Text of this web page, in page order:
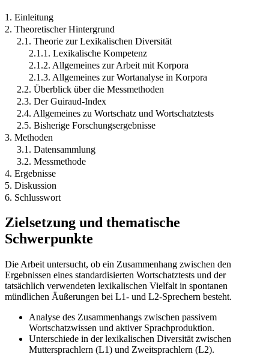
1. Einleitung
2. Theoretischer Hintergrund
2.1. Theorie zur Lexikalischen Diversität
2.1.1. Lexikalische Kompetenz
2.1.2. Allgemeines zur Arbeit mit Korpora
2.1.3. Allgemeines zur Wortanalyse in Korpora
2.2. Überblick über die Messmethoden
2.3. Der Guiraud-Index
2.4. Allgemeines zu Wortschatz und Wortschatztests
2.5. Bisherige Forschungsergebnisse
3. Methoden
3.1. Datensammlung
3.2. Messmethode
4. Ergebnisse
5. Diskussion
6. Schlusswort
Zielsetzung und thematische
Schwerpunkte
Die Arbeit untersucht, ob ein Zusammenhang zwischen den
Ergebnissen eines standardisierten Wortschatztests und der
tatsächlich verwendeten lexikalischen Vielfalt in spontanen
mündlichen Äußerungen bei L1- und L2-Sprechern besteht.
Analyse des Zusammenhangs zwischen passivem
Wortschatzwissen und aktiver Sprachproduktion.
Unterschiede in der lexikalischen Diversität zwischen
Muttersprachlern (L1) und Zweitsprachlern (L2).